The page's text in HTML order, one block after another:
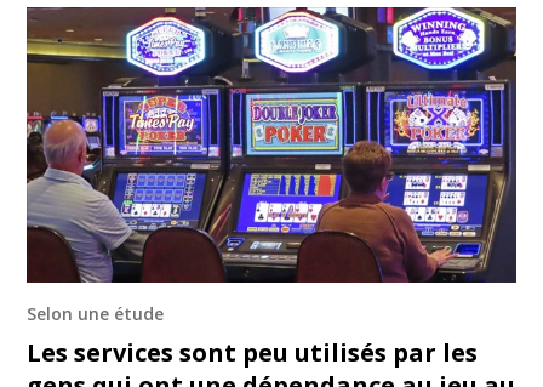
Selon une étude
Les services sont peu utilisés par les